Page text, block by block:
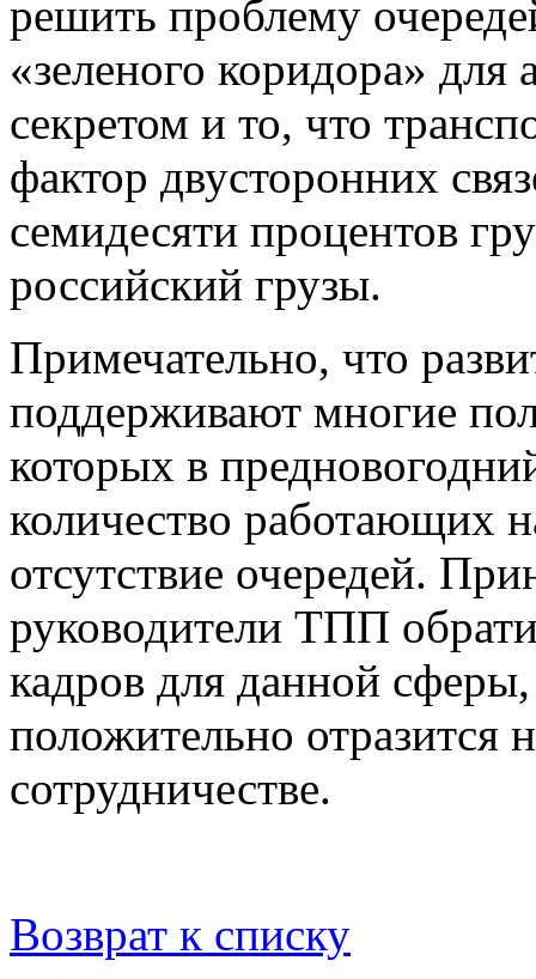
решить проблему
«зеленого коридора» для
секретом и то, что
фактор двусторонних
семидесяти процентов
российский грузы.
Примечательно, что
поддерживают многие
которых в
количество работающих
отсутствие очередей.
руководители ТПП
кадров для данной
положительно отразится
сотрудничестве.
Возврат к списку